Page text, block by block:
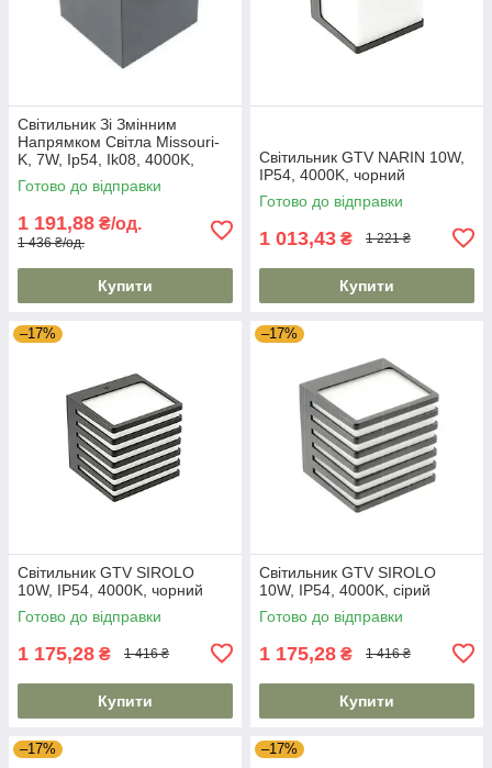
Світильник Зі Змінним
Напрямком Світла Missouri-
K, 7W, Ip54, Ik08, 4000K,
Квадрат, Чорний (Ld-
Miss7Wkc-Nb) GTV
Готово до відправки
1 191,88 ₴/од.
1 436 ₴/од.
Купити
Світильник GTV NARIN 10W,
IP54, 4000K, чорний
Готово до відправки
1 013,43 ₴ 1 221 ₴
Купити
–17%
Світильник GTV SIROLO
10W, IP54, 4000K, чорний
Готово до відправки
1 175,28 ₴ 1 416 ₴
Купити
–17%
Світильник GTV SIROLO
10W, IP54, 4000K, сірий
Готово до відправки
1 175,28 ₴ 1 416 ₴
Купити
–17% –17%